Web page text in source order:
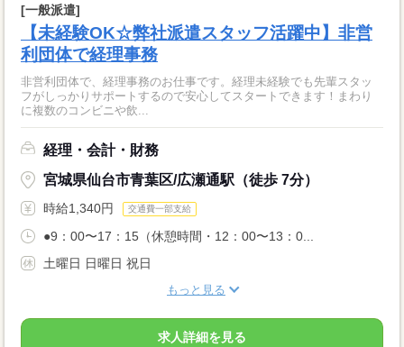
[一般派遣]
【未経験OK☆弊社派遣スタッフ活躍中】非営
利団体で経理事務
非営利団体で、経理事務のお仕事です。経理未経験でも先輩スタッ
フがしっかりサポートするので安心してスタートできます！まわり
に複数のコンビニや飲...
経理・会計・財務
宮城県仙台市青葉区/広瀬通駅（徒歩 7分）
時給1,340円 交通費一部支給
●9：00〜17：15（休憩時間・12：00〜13：0...
土曜日 日曜日 祝日
もっと見る
求人詳細を見る